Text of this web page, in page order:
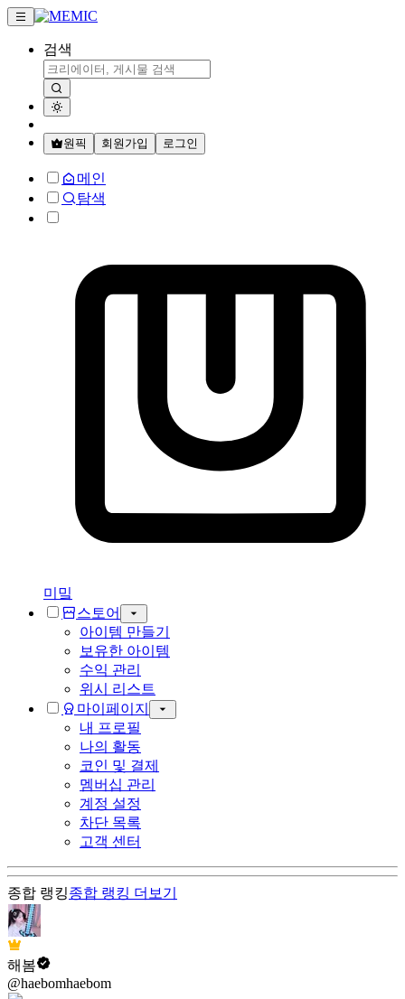
검색
원픽 회원가입 로그인
메인
탐색
미밐
스토어
아이템 만들기
보유한 아이템
수익 관리
위시 리스트
마이페이지
내 프로필
나의 활동
코인 및 결제
멤버십 관리
계정 설정
차단 목록
고객 센터
종합 랭킹종합 랭킹 더보기
해봄
@haebomhaebom